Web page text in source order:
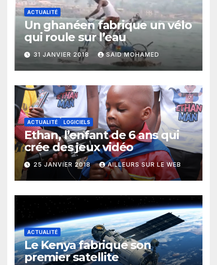
ACTUALITÉ
Un ghanéen fabrique un vélo
qui roule sur l’eau
31 JANVIER 2018 SAID MOHAMED
ACTUALITÉ LOGICIELS
Ethan, l’enfant de 6 ans qui
crée des jeux vidéo
25 JANVIER 2018 AILLEURS SUR LE WEB
ACTUALITÉ
Le Kenya fabrique son
premier satellite